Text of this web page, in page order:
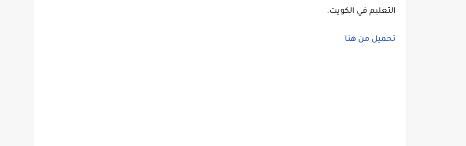
التعليم في الكويت.
تحميل من هنا